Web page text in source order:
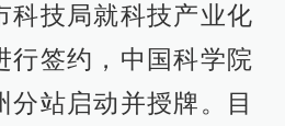
科技局就科技产业化
行签约，中国科学院
分站启动并授牌。目